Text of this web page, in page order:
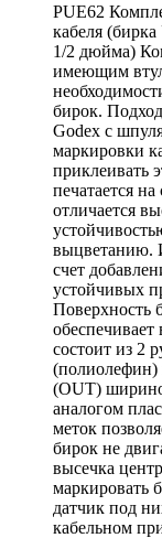
PUE62
кабеля
1/2 дюйма)
имеющим
бирок.
Godex с
маркировки
приклеивать
печатается
отличается
выцветанию.
счет
устойчивых
Поверхность
состоит из 2
(OUT)
аналогом
меток
бирок не
высечка
маркировать
датчик под
кабельном